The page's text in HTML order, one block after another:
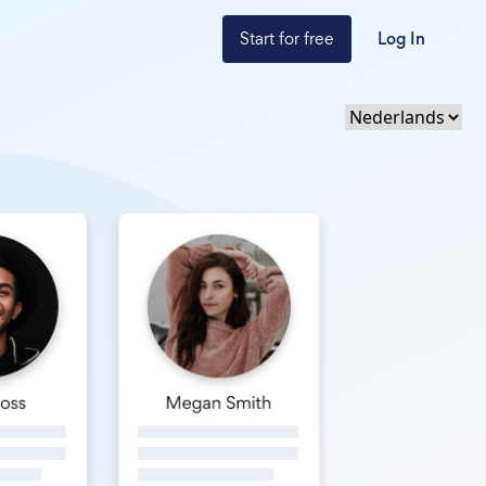
Start for free Log In